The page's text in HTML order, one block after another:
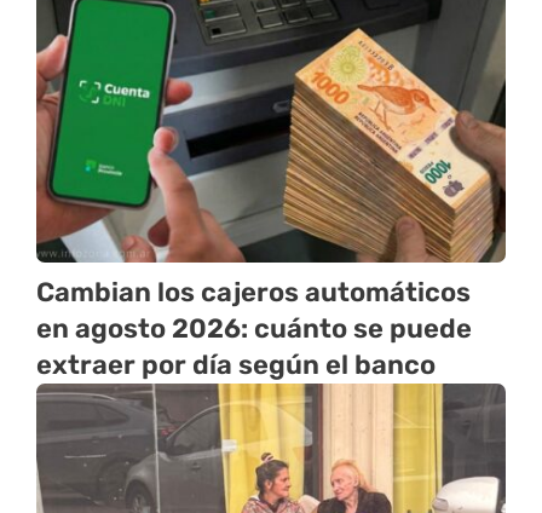
Cambian los cajeros automáticos
en agosto 2026: cuánto se puede
extraer por día según el banco